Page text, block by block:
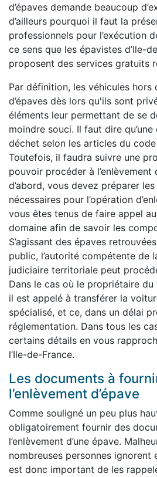
d’épaves demande beaucoup
d’ailleurs pourquoi il faut la
professionnels pour l’exécution
ce sens que les épavistes d’Ile-
proposent des services gratuits
Par définition, les véhicules hors
d’épaves dès lors qu'ils sont
éléments leur permettant de se
moindre souci. Il faut dire
déchet selon les articles du code
Toutefois, il faudra suivre une
pouvoir procéder à l’enlèvement
d’abord, vous devez préparer
nécessaires pour l’opération
vous êtes tenus de faire appel
domaine afin de savoir les
S’agissant des épaves
public, l’autorité compétente de
judiciaire territoriale peut
Dans le cas où le propriétaire
il est appelé à transférer la
spécialisé, et ce, dans un délai
réglementation. Dans tous les
certains détails en vous
l’Ile-de-France.
Les documents à
l’enlèvement d’épave
Comme souligné un peu plus
obligatoirement fournir des
l’enlèvement d’une épave.
nombreuses personnes ignorent
est donc important de les